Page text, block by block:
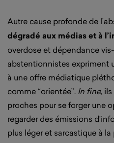
Autre cause profonde de
dégradé aux médias et à
overdose et dépendance
abstentionnistes expriment
à une offre médiatique
comme “orientée”. In fine,
proches pour se forger une
regarder des émissions
plus léger et sarcastique à